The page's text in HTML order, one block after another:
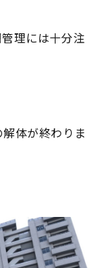
理には十分注
体が終わりま